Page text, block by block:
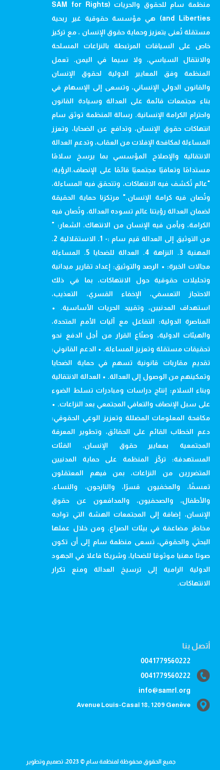
منظمة سام للحقوق والحريات (SAM for Rights
and Liberties) هي مؤسسة حقوقية غير ربحية
مستقلة تُعنى بتعزيز وحماية حقوق الإنسان ، مع تركيز
خاص على السياقات المرتبطة بالنزاعات المسلحة
والانتقال السياسي، ولا سيما في اليمن. تعمل
المنظمة وفق المعايير الدولية لحقوق الإنسان
والقانون الدولي الإنساني، وتسعى إلى الإسهام في
بناء مجتمعات قائمة على العدالة وسيادة القانون
واحترام الكرامة الإنسانية. رسالة المنظمة توثق سام
انتهاكات حقوق الإنسان، وتدافع عن الضحايا، وتعزز
المساءلة لمكافحة الإفلات من العقاب، وتدعم العدالة
الانتقالية والإصلاح المؤسسي بما يرسخ سلامًا
مستدامًا وتعافيًا مجتمعيًا قائمًا على الإنصاف.الرؤية:
"عالم تُكشف فيه الانتهاكات، وتتحقق فيه المساءلة،
وتُصان فيه كرامة الإنسان." مرتكزنا حماية الحقيقة
لضمان العدالة رؤيتنا عالم تسوده العدالة، وتُصان فيه
الكرامة، ويأمن فيه الإنسان من الانتهاك. الشعار: "
من التوثيق إلى العدالة قيم سام :- 1. الاستقلالية 2.
المهنية 3. النزاهة 4. العدالة للضحايا 5. المساءلة
مجالات الخبرة: • الرصد والتوثيق: إعداد تقارير ميدانية
وتحليلات حقوقية حول الانتهاكات، بما في ذلك
الاحتجاز التعسفي، الإخفاء القسري، التعذيب،
استهداف المدنيين، وتقييد الحريات الأساسية. •
المناصرة الدولية: التفاعل مع آليات الأمم المتحدة،
والهيئات الدولية، وصنّاع القرار من أجل الدفع نحو
تحقيقات مستقلة وتعزيز المساءلة. • الدعم القانوني:
تقديم مقاربات قانونية تسهم في حماية الضحايا
وتمكينهم من الوصول إلى العدالة. • العدالة الانتقالية
وبناء السلام: إنتاج دراسات ومبادرات تسلط الضوء
على سبل الإنصاف والتعافي المجتمعي بعد النزاعات. •
مكافحة المعلومات المضللة وتعزيز الوعي الحقوقي:
دعم الخطاب القائم على الحقائق، وتطوير المعرفة
المجتمعية بمعايير حقوق الإنسان. الفئات
المستهدفة: تركّز المنظمة على حماية المدنيين
المتضررين من النزاعات، بمن فيهم المعتقلون
تعسفًا، والمخفيون قسرًا، والنازحون، والنساء،
والأطفال، والصحفيون، والمدافعون عن حقوق
الإنسان، إضافة إلى المجتمعات الهشة التي تواجه
مخاطر مضاعفة في بيئات الصراع. ومن خلال عملها
البحثي والحقوقي، تسعى منظمة سام إلى أن تكون
صوتا مهنيا موثوقا للضحايا، وشريكا فاعلا في الجهود
الدولية الرامية إلى ترسيخ العدالة ومنع تكرار
الانتهاكات.
أتصل بنا
0041779560222
0041779560222
info@samrl.org
Avenue Louis-Casaï 18, 1209 Genève
جميع الحقوق محفوظة لمنظمة سام © 2023، تصميم وتطوير